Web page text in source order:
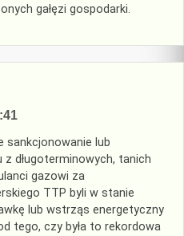
gałęzi gospodarki.
sankcjonowanie lub
długoterminowych, tanich
gazowi za
TTP byli w stanie
lub wstrząs energetyczny
tego, czy była to rekordowa